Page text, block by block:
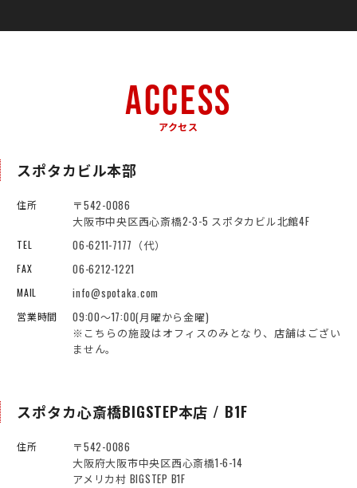
ACCESS
アクセス
スポタカビル本部
住所
〒542-0086
大阪市中央区西心斎橋2-3-5 スポタカビル北館4F
TEL 06-6211-7177（代）
FAX 06-6212-1221
MAIL info@spotaka.com
営業時間
09:00～17:00(月曜から金曜)
※こちらの施設はオフィスのみとなり、店舗はござい
ません。
スポタカ心斎橋BIGSTEP本店 / B1F
住所
〒542-0086
大阪府大阪市中央区西心斎橋1-6-14
アメリカ村 BIGSTEP B1F